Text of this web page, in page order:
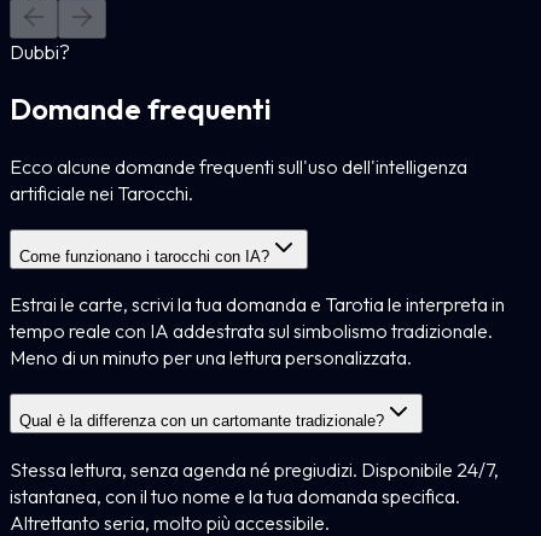
Dubbi?
Domande frequenti
Ecco alcune domande frequenti sull'uso dell'intelligenza
artificiale nei Tarocchi.
Come funzionano i tarocchi con IA?
Estrai le carte, scrivi la tua domanda e Tarotia le interpreta in
tempo reale con IA addestrata sul simbolismo tradizionale.
Meno di un minuto per una lettura personalizzata.
Qual è la differenza con un cartomante tradizionale?
Stessa lettura, senza agenda né pregiudizi. Disponibile 24/7,
istantanea, con il tuo nome e la tua domanda specifica.
Altrettanto seria, molto più accessibile.